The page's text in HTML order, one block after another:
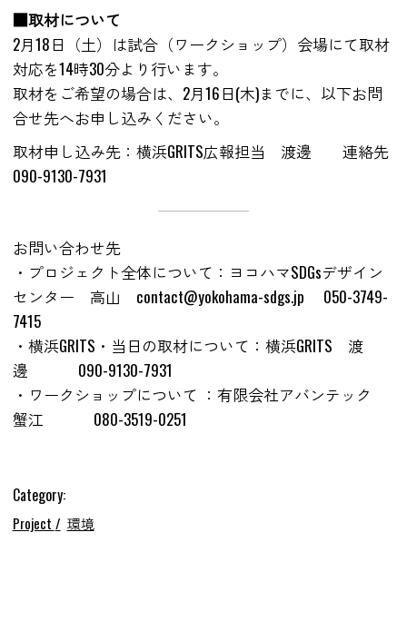
■取材について
2月18日（土）は試合（ワークショップ）会場にて取材
対応を14時30分より行います。
取材をご希望の場合は、2月16日(木)までに、以下お問
合せ先へお申し込みください。
取材申し込み先：横浜GRITS広報担当 渡邊 連絡先
090-9130-7931
お問い合わせ先
・プロジェクト全体について：ヨコハマSDGsデザイン
センター 高山 contact@yokohama-sdgs.jp 050-3749-
7415
・横浜GRITS・当日の取材について：横浜GRITS 渡
邊 090-9130-7931
・ワークショップについて ：有限会社アバンテック
蟹江 080-3519-0251
Category:
Project 環境